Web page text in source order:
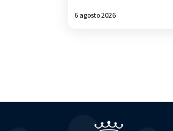
6 agosto 2026